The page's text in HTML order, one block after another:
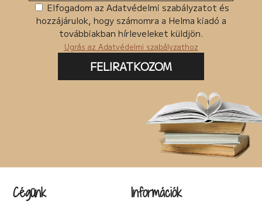
Menyhei Mónika – Szlovákia
Angyal
Szalainé Erdélyi Tünde – Magyarország
Virgin Bergh – Magyarország
Zümi és a sztárvilág
Surovec Róbert – Szlovákia
A hasfelmetsző kassán vakációzik
Elfogadom az Adatvédelmi szabályzatot és
hozzájárulok, hogy számomra a Helma kiadó a
továbbiakban hírleveleket küldjön.
Ugrás az Adatvédelmi szabályzathoz
FELIRATKOZOM
Cégünk Információk